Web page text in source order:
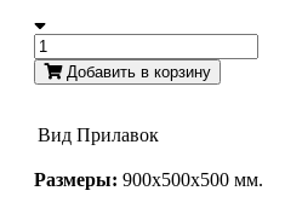
Добавить в корзину
Вид Прилавок
Размеры: 900х500х500 мм.